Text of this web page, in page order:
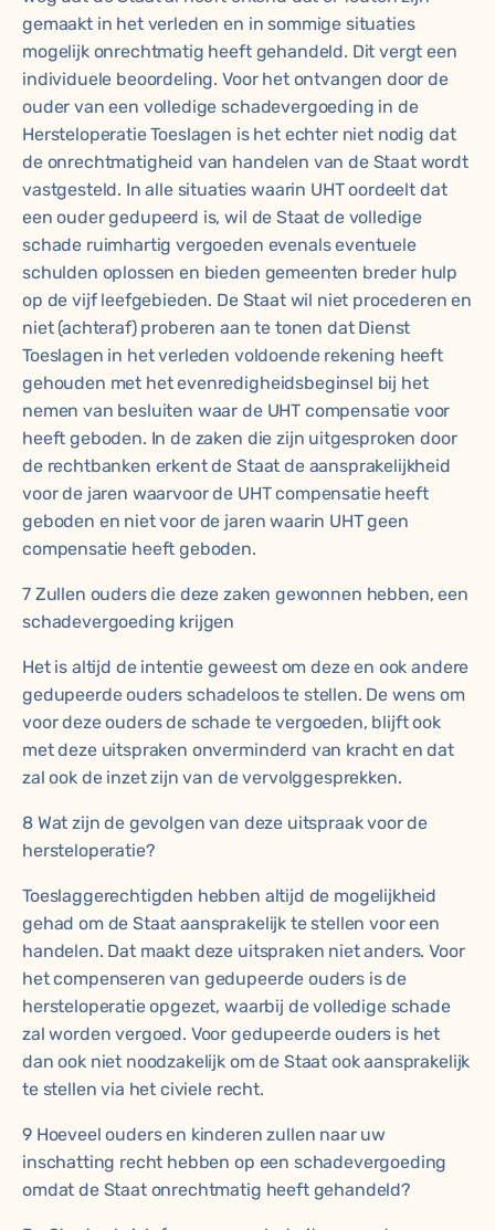
gemaakt in het verleden en in sommige situaties
mogelijk onrechtmatig heeft gehandeld. Dit vergt een
individuele beoordeling. Voor het ontvangen door de
ouder van een volledige schadevergoeding in de
Hersteloperatie Toeslagen is het echter niet nodig dat
de onrechtmatigheid van handelen van de Staat wordt
vastgesteld. In alle situaties waarin UHT oordeelt dat
een ouder gedupeerd is, wil de Staat de volledige
schade ruimhartig vergoeden evenals eventuele
schulden oplossen en bieden gemeenten breder hulp
op de vijf leefgebieden. De Staat wil niet procederen en
niet (achteraf) proberen aan te tonen dat Dienst
Toeslagen in het verleden voldoende rekening heeft
gehouden met het evenredigheidsbeginsel bij het
nemen van besluiten waar de UHT compensatie voor
heeft geboden. In de zaken die zijn uitgesproken door
de rechtbanken erkent de Staat de aansprakelijkheid
voor de jaren waarvoor de UHT compensatie heeft
geboden en niet voor de jaren waarin UHT geen
compensatie heeft geboden.
7 Zullen ouders die deze zaken gewonnen hebben, een
schadevergoeding krijgen
Het is altijd de intentie geweest om deze en ook andere
gedupeerde ouders schadeloos te stellen. De wens om
voor deze ouders de schade te vergoeden, blijft ook
met deze uitspraken onverminderd van kracht en dat
zal ook de inzet zijn van de vervolggesprekken.
8 Wat zijn de gevolgen van deze uitspraak voor de
hersteloperatie?
Toeslaggerechtigden hebben altijd de mogelijkheid
gehad om de Staat aansprakelijk te stellen voor een
handelen. Dat maakt deze uitspraken niet anders. Voor
het compenseren van gedupeerde ouders is de
hersteloperatie opgezet, waarbij de volledige schade
zal worden vergoed. Voor gedupeerde ouders is het
dan ook niet noodzakelijk om de Staat ook aansprakelijk
te stellen via het civiele recht.
9 Hoeveel ouders en kinderen zullen naar uw
inschatting recht hebben op een schadevergoeding
omdat de Staat onrechtmatig heeft gehandeld?